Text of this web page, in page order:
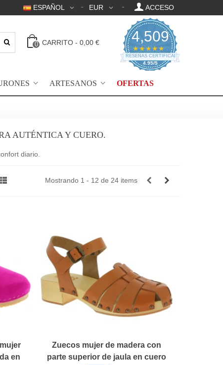
ESPAÑOL EUR ACCESO
0 CARRITO - 0,00 € 4,509
★★★★★ 4.95
4.95/5
RESEÑAS CERTIFICADAS
ARTESANOS OFERTAS
AUTÉNTICA Y CUERO.
diario.
Mostrando 1 - 12 de 24 items
en
Zuecos mujer de madera con
parte superior de jaula en cuero